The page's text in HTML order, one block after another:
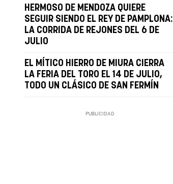
HERMOSO DE MENDOZA QUIERE
SEGUIR SIENDO EL REY DE PAMPLONA:
LA CORRIDA DE REJONES DEL 6 DE
JULIO
EL MÍTICO HIERRO DE MIURA CIERRA
LA FERIA DEL TORO EL 14 DE JULIO,
TODO UN CLÁSICO DE SAN FERMÍN